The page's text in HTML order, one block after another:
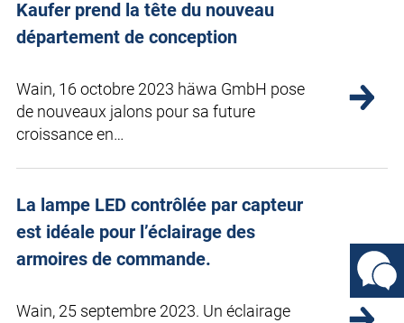
Kaufer prend la tête du nouveau
département de conception
Wain, 16 octobre 2023 häwa GmbH pose
de nouveaux jalons pour sa future
croissance en…
La lampe LED contrôlée par capteur
est idéale pour l’éclairage des
armoires de commande.
Wain, 25 septembre 2023. Un éclairage